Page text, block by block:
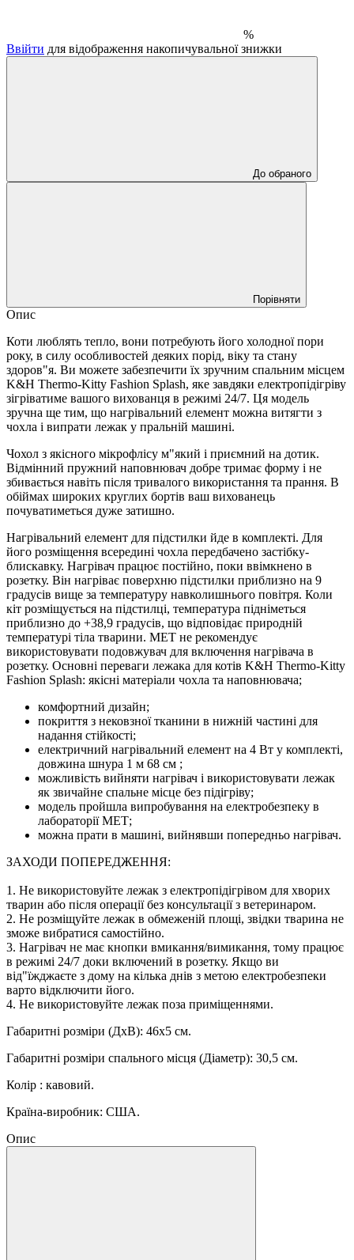
%
Ввійти для відображення накопичувальної знижки
До обраного
Порівняти
Опис
Коти люблять тепло, вони потребують його холодної пори
року, в силу особливостей деяких порід, віку та стану
здоров"я. Ви можете забезпечити їх зручним спальним місцем
K&H Thermo-Kitty Fashion Splash, яке завдяки електропідігріву
зігріватиме вашого вихованця в режимі 24/7. Ця модель
зручна ще тим, що нагрівальний елемент можна витягти з
чохла і випрати лежак у пральній машині.
Чохол з якісного мікрофлісу м"який і приємний на дотик.
Відмінний пружний наповнювач добре тримає форму і не
збивається навіть після тривалого використання та прання. В
обіймах широких круглих бортів ваш вихованець
почуватиметься дуже затишно.
Нагрівальний елемент для підстилки йде в комплекті. Для
його розміщення всередині чохла передбачено застібку-
блискавку. Нагрівач працює постійно, поки ввімкнено в
розетку. Він нагріває поверхню підстилки приблизно на 9
градусів вище за температуру навколишнього повітря. Коли
кіт розміщується на підстилці, температура підніметься
приблизно до +38,9 градусів, що відповідає природній
температурі тіла тварини. MET не рекомендує
використовувати подовжувач для включення нагрівача в
розетку. Основні переваги лежака для котів K&H Thermo-Kitty
Fashion Splash: якісні матеріали чохла та наповнювача;
комфортний дизайн;
покриття з нековзної тканини в нижній частині для
надання стійкості;
електричний нагрівальний елемент на 4 Вт у комплекті,
довжина шнура 1 м 68 см ;
можливість вийняти нагрівач і використовувати лежак
як звичайне спальне місце без підігріву;
модель пройшла випробування на електробезпеку в
лабораторії МЕТ;
можна прати в машині, вийнявши попередньо нагрівач.
ЗАХОДИ ПОПЕРЕДЖЕННЯ:
1. Не використовуйте лежак з електропідігрівом для хворих
тварин або після операції без консультації з ветеринаром.
2. Не розміщуйте лежак в обмеженій площі, звідки тварина не
зможе вибратися самостійно.
3. Нагрівач не має кнопки вмикання/вимикання, тому працює
в режимі 24/7 доки включений в розетку. Якщо ви
від"їжджаєте з дому на кілька днів з метою електробезпеки
варто відключити його.
4. Не використовуйте лежак поза приміщеннями.
Габаритні розміри (ДхВ): 46х5 см.
Габаритні розміри спального місця (Діаметр): 30,5 см.
Колір : кавовий.
Країна-виробник: США.
Опис